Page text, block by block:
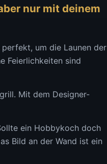
nur mit deinem
um die Launen der
Feierlichkeiten sind
Mit dem Designer-
ein Hobbykoch doch
Bild an der Wand ist ein